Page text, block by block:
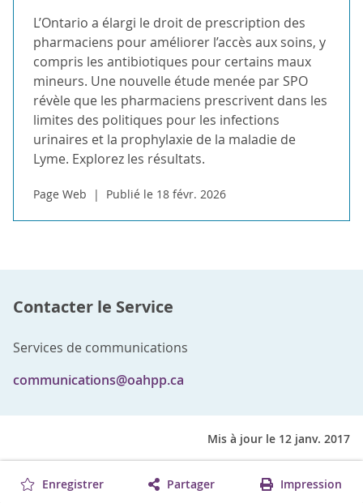
L’Ontario a élargi le droit de prescription des
pharmaciens pour améliorer l’accès aux soins, y
compris les antibiotiques pour certains maux
mineurs. Une nouvelle étude menée par SPO
révèle que les pharmaciens prescrivent dans les
limites des politiques pour les infections
urinaires et la prophylaxie de la maladie de
Lyme. Explorez les résultats.
Page Web Publié le 18 févr. 2026
Contacter le Service
Services de communications
communications@oahpp.ca
Mis à jour le 12 janv. 2017
Enregistrer Partager Impression